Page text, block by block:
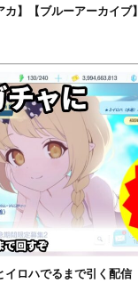
カ】【ブルーアーカイブ
イロハでるまで引く配信